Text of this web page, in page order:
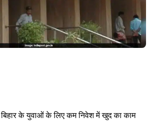
बिहार के युवाओं के लिए कम निवेश में खुद का काम